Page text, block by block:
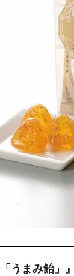
うまみ飴」』